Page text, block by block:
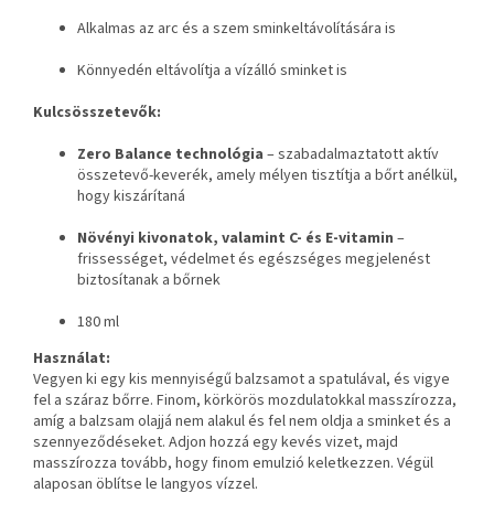
Alkalmas az arc és a szem sminkeltávolítására is
Könnyedén eltávolítja a vízálló sminket is
Kulcsösszetevők:
Zero Balance technológia – szabadalmaztatott aktív
összetevő-keverék, amely mélyen tisztítja a bőrt anélkül,
hogy kiszárítaná
Növényi kivonatok, valamint C- és E-vitamin –
frissességet, védelmet és egészséges megjelenést
biztosítanak a bőrnek
180 ml
Használat:
Vegyen ki egy kis mennyiségű balzsamot a spatulával, és vigye
fel a száraz bőrre. Finom, körkörös mozdulatokkal masszírozza,
amíg a balzsam olajjá nem alakul és fel nem oldja a sminket és a
szennyeződéseket. Adjon hozzá egy kevés vizet, majd
masszírozza tovább, hogy finom emulzió keletkezzen. Végül
alaposan öblítse le langyos vízzel.